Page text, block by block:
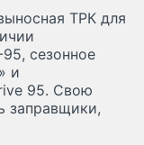
ТРК для
сезонное
и
95. Свою
заправщики,